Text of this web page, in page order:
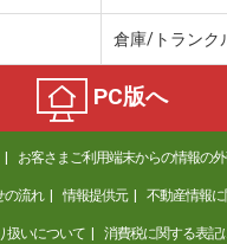
田
5万円
所
鹿児島県姶良市東餅田
面積 53.62m²
り
2LDK
真砂町
倉庫/トランク
PC版へ
お客さまご利用端末からの情報の
の流れ 情報提供元 不動産情報
扱いについて 消費税に関する表記